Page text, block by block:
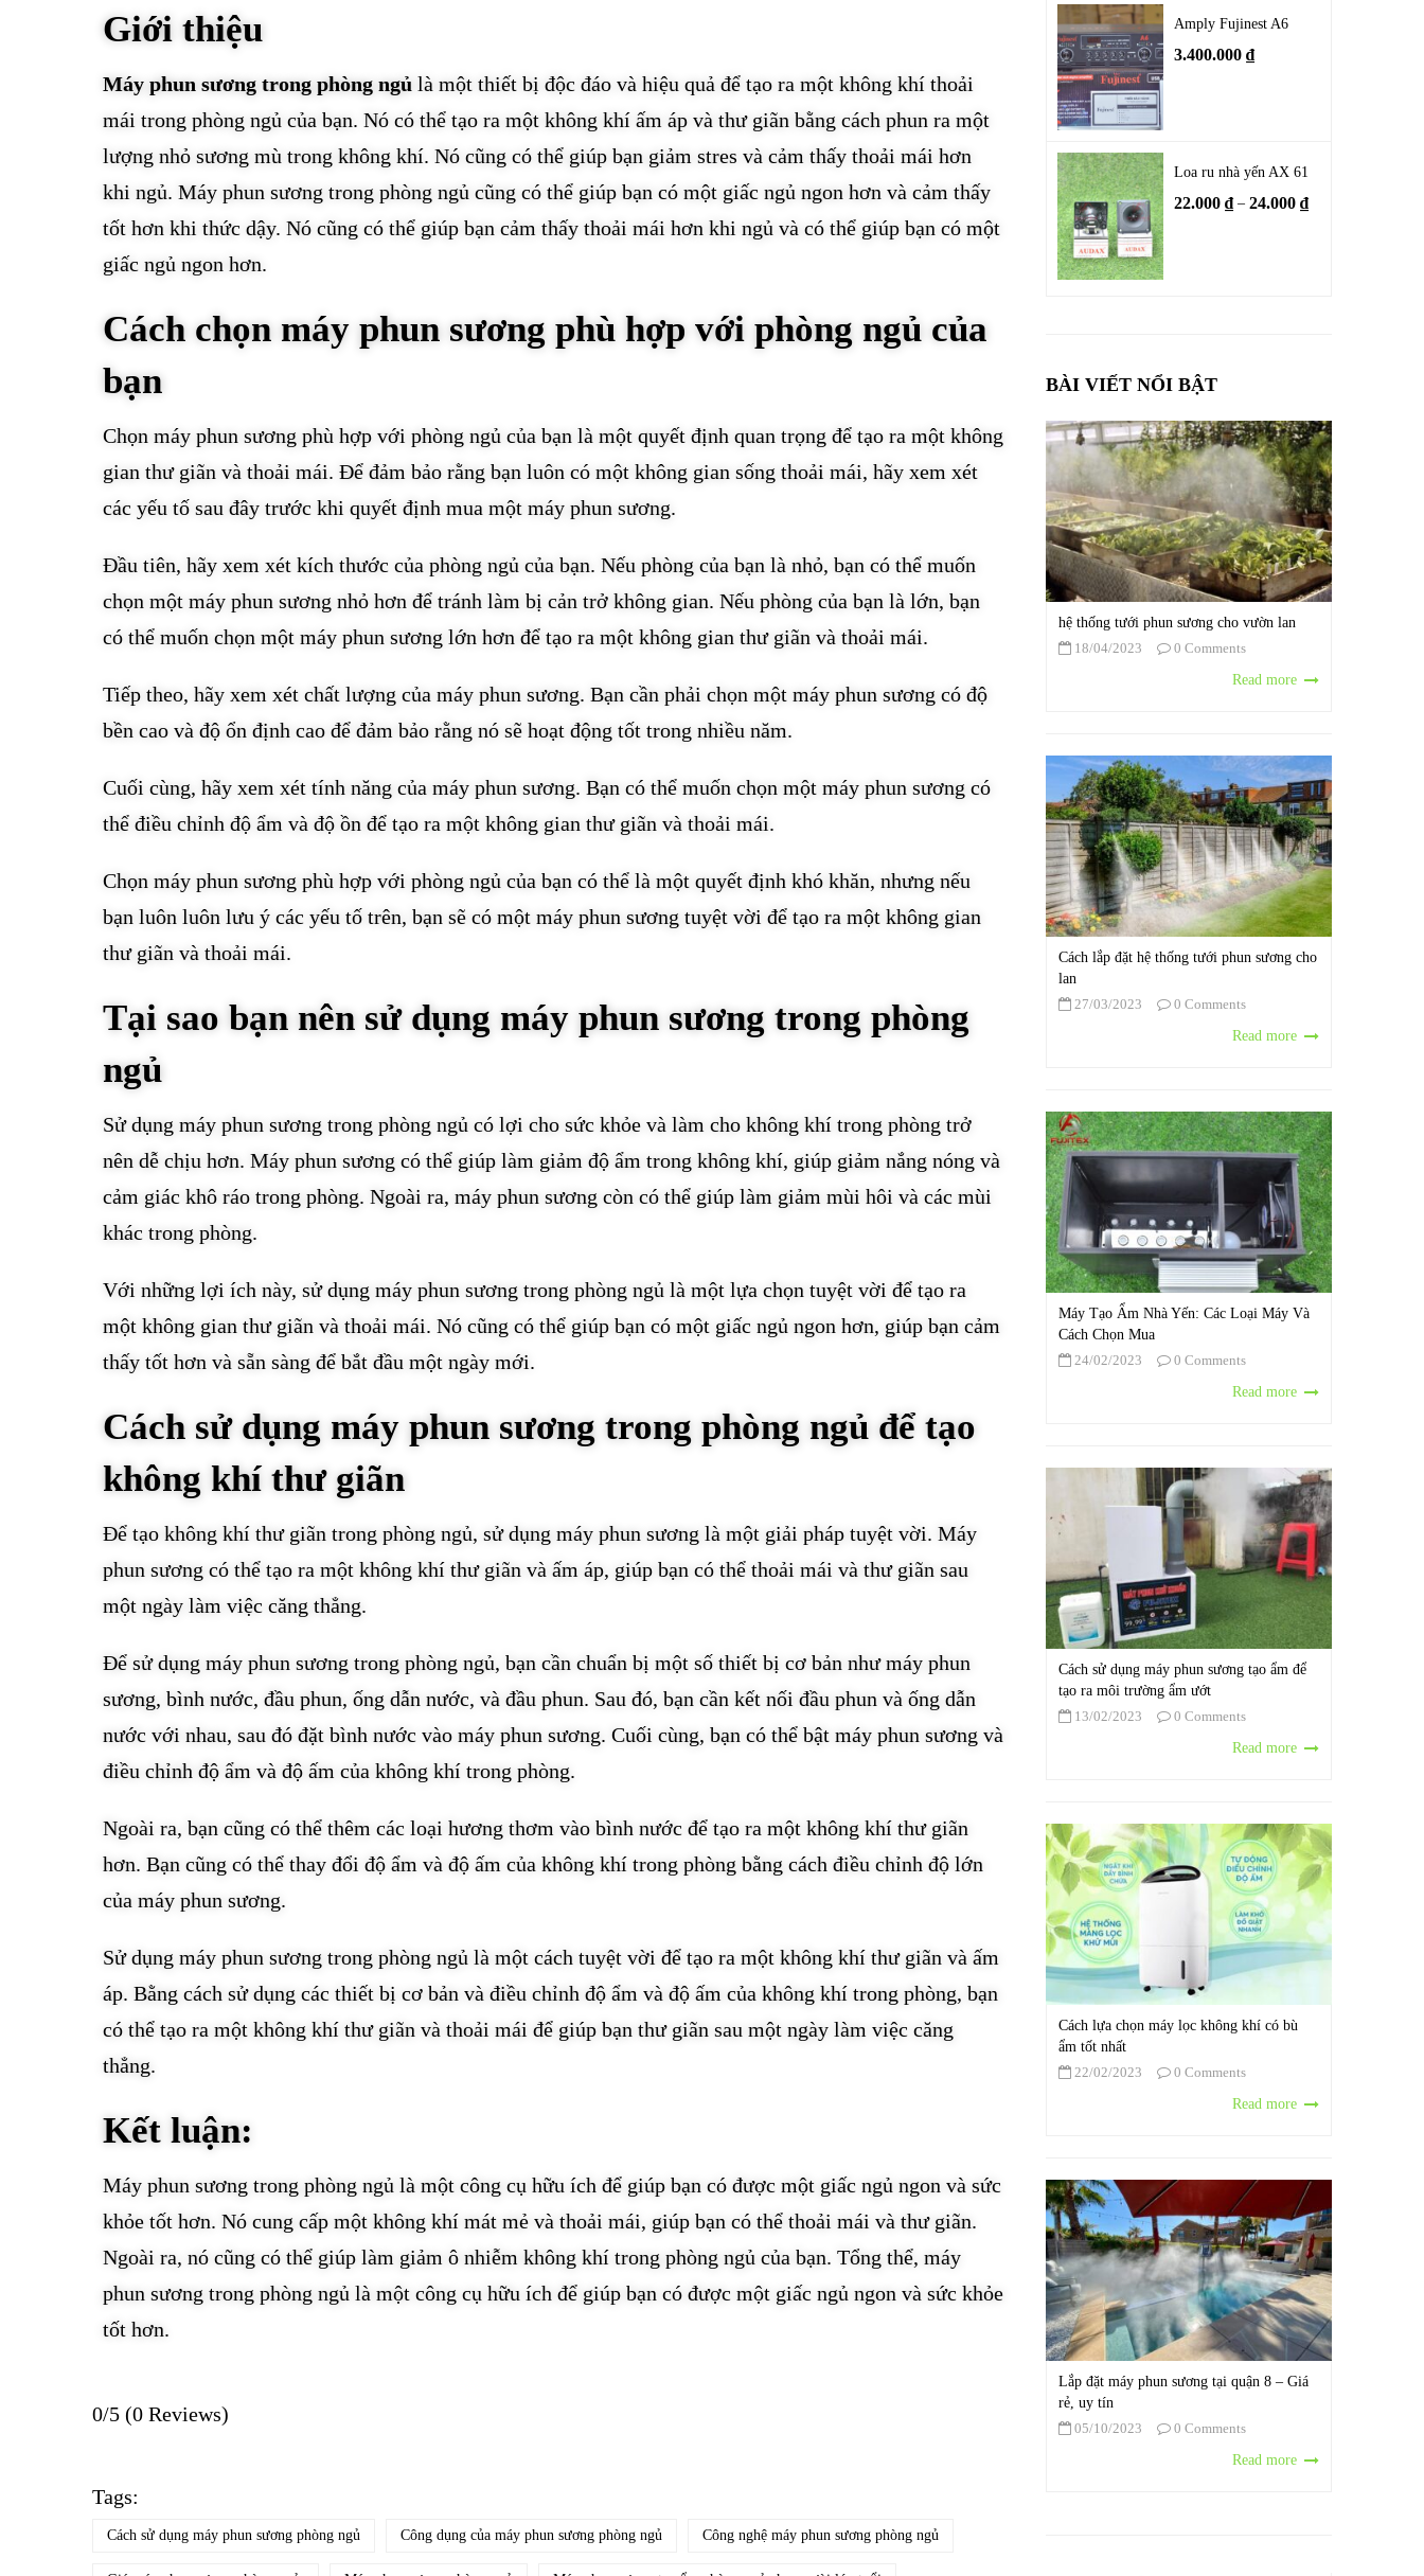
Giới thiệu
Máy phun sương trong phòng ngủ là một thiết bị độc đáo và hiệu quả để tạo ra một không khí thoải
mái trong phòng ngủ của bạn. Nó có thể tạo ra một không khí ấm áp và thư giãn bằng cách phun ra một
lượng nhỏ sương mù trong không khí. Nó cũng có thể giúp bạn giảm stres và cảm thấy thoải mái hơn
khi ngủ. Máy phun sương trong phòng ngủ cũng có thể giúp bạn có một giấc ngủ ngon hơn và cảm thấy
tốt hơn khi thức dậy. Nó cũng có thể giúp bạn cảm thấy thoải mái hơn khi ngủ và có thể giúp bạn có một
giấc ngủ ngon hơn.
Cách chọn máy phun sương phù hợp với phòng ngủ của
bạn
Chọn máy phun sương phù hợp với phòng ngủ của bạn là một quyết định quan trọng để tạo ra một không
gian thư giãn và thoải mái. Để đảm bảo rằng bạn luôn có một không gian sống thoải mái, hãy xem xét
các yếu tố sau đây trước khi quyết định mua một máy phun sương.
Đầu tiên, hãy xem xét kích thước của phòng ngủ của bạn. Nếu phòng của bạn là nhỏ, bạn có thể muốn
chọn một máy phun sương nhỏ hơn để tránh làm bị cản trở không gian. Nếu phòng của bạn là lớn, bạn
có thể muốn chọn một máy phun sương lớn hơn để tạo ra một không gian thư giãn và thoải mái.
Tiếp theo, hãy xem xét chất lượng của máy phun sương. Bạn cần phải chọn một máy phun sương có độ
bền cao và độ ổn định cao để đảm bảo rằng nó sẽ hoạt động tốt trong nhiều năm.
Cuối cùng, hãy xem xét tính năng của máy phun sương. Bạn có thể muốn chọn một máy phun sương có
thể điều chỉnh độ ẩm và độ ồn để tạo ra một không gian thư giãn và thoải mái.
Chọn máy phun sương phù hợp với phòng ngủ của bạn có thể là một quyết định khó khăn, nhưng nếu
bạn luôn luôn lưu ý các yếu tố trên, bạn sẽ có một máy phun sương tuyệt vời để tạo ra một không gian
thư giãn và thoải mái.
Tại sao bạn nên sử dụng máy phun sương trong phòng
ngủ
Sử dụng máy phun sương trong phòng ngủ có lợi cho sức khỏe và làm cho không khí trong phòng trở
nên dễ chịu hơn. Máy phun sương có thể giúp làm giảm độ ẩm trong không khí, giúp giảm nắng nóng và
cảm giác khô ráo trong phòng. Ngoài ra, máy phun sương còn có thể giúp làm giảm mùi hôi và các mùi
khác trong phòng.
Với những lợi ích này, sử dụng máy phun sương trong phòng ngủ là một lựa chọn tuyệt vời để tạo ra
một không gian thư giãn và thoải mái. Nó cũng có thể giúp bạn có một giấc ngủ ngon hơn, giúp bạn cảm
thấy tốt hơn và sẵn sàng để bắt đầu một ngày mới.
Cách sử dụng máy phun sương trong phòng ngủ để tạo
không khí thư giãn
Để tạo không khí thư giãn trong phòng ngủ, sử dụng máy phun sương là một giải pháp tuyệt vời. Máy
phun sương có thể tạo ra một không khí thư giãn và ấm áp, giúp bạn có thể thoải mái và thư giãn sau
một ngày làm việc căng thẳng.
Để sử dụng máy phun sương trong phòng ngủ, bạn cần chuẩn bị một số thiết bị cơ bản như máy phun
sương, bình nước, đầu phun, ống dẫn nước, và đầu phun. Sau đó, bạn cần kết nối đầu phun và ống dẫn
nước với nhau, sau đó đặt bình nước vào máy phun sương. Cuối cùng, bạn có thể bật máy phun sương và
điều chỉnh độ ẩm và độ ấm của không khí trong phòng.
Ngoài ra, bạn cũng có thể thêm các loại hương thơm vào bình nước để tạo ra một không khí thư giãn
hơn. Bạn cũng có thể thay đổi độ ẩm và độ ấm của không khí trong phòng bằng cách điều chỉnh độ lớn
của máy phun sương.
Sử dụng máy phun sương trong phòng ngủ là một cách tuyệt vời để tạo ra một không khí thư giãn và ấm
áp. Bằng cách sử dụng các thiết bị cơ bản và điều chỉnh độ ẩm và độ ấm của không khí trong phòng, bạn
có thể tạo ra một không khí thư giãn và thoải mái để giúp bạn thư giãn sau một ngày làm việc căng
thẳng.
Kết luận:
Máy phun sương trong phòng ngủ là một công cụ hữu ích để giúp bạn có được một giấc ngủ ngon và sức
khỏe tốt hơn. Nó cung cấp một không khí mát mẻ và thoải mái, giúp bạn có thể thoải mái và thư giãn.
Ngoài ra, nó cũng có thể giúp làm giảm ô nhiễm không khí trong phòng ngủ của bạn. Tổng thể, máy
phun sương trong phòng ngủ là một công cụ hữu ích để giúp bạn có được một giấc ngủ ngon và sức khỏe
tốt hơn.
0/5 (0 Reviews)
Tags:
Cách sử dụng máy phun sương phòng ngủ Công dụng của máy phun sương phòng ngủ Công nghệ máy phun sương phòng ngủ
Amply Fujinest A6
3.400.000 ₫
Loa ru nhà yến AX 61
22.000 ₫– 24.000 ₫
BÀI VIẾT NỔI BẬT
hệ thống tưới phun sương cho vườn lan
18/04/2023
0 Comments
Read more
Cách lắp đặt hệ thống tưới phun sương cho
lan
27/03/2023
0 Comments
Read more
Máy Tạo Ẩm Nhà Yến: Các Loại Máy Và
Cách Chọn Mua
24/02/2023
0 Comments
Read more
Cách sử dụng máy phun sương tạo ẩm để
tạo ra môi trường ẩm ướt
13/02/2023
0 Comments
Read more
Cách lựa chọn máy lọc không khí có bù
ẩm tốt nhất
22/02/2023
0 Comments
Read more
Lắp đặt máy phun sương tại quận 8 – Giá
rẻ, uy tín
05/10/2023
0 Comments
Read more